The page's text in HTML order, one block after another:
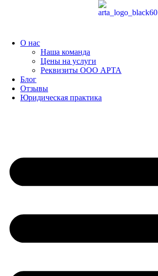
О нас
Наша команда
Цены на услуги
Реквизиты ООО АРТА
Блог
Отзывы
Юридическая практика